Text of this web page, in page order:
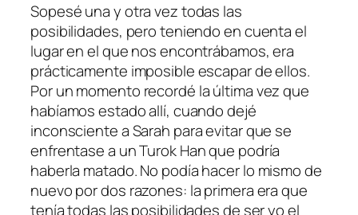
Sopesé una y otra vez todas las
posibilidades, pero teniendo en cuenta el
lugar en el que nos encontrábamos, era
prácticamente imposible escapar de ellos.
Por un momento recordé la última vez que
habíamos estado allí, cuando dejé
inconsciente a Sarah para evitar que se
enfrentase a un Turok Han que podría
haberla matado. No podía hacer lo mismo de
nuevo por dos razones: la primera era que
tenía todas las posibilidades de ser yo el